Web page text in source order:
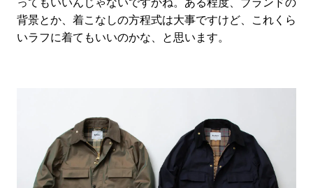
背景とか、着こなしの方程式は大事ですけど、これくら
いラフに着てもいいのかな、と思います。